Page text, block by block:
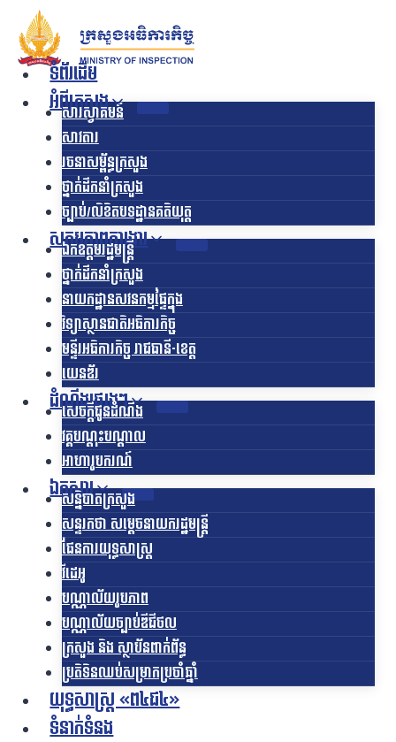
contentទំព័រដើម
អំពីក្រសួង
សារស្វាគមន៍
សាវតារ
រចនាសម្ព័ន្ធក្រសួង​
ថ្នាក់ដឹកនាំក្រសួង
ច្បាប់/លិខិតបទដ្ឋានគតិយុត្ត
សកម្មភាពការងារ
ឯកឧត្ដមរដ្ឋមន្ត្រី
ថ្នាក់ដឹកនាំក្រសួង
នាយកដ្ឋានសវនកម្មផ្ទៃក្នុង
វិទ្យាស្ថានជាតិអធិការកិច្ច
មន្ទីរអធិការកិច្ច រាជធានី-ខេត្ត
យេនឌ័រ
ដំណឹងផ្សេងៗ
សេចក្តីជូនដំណឹង
វគ្គបណ្តុះបណ្តាល
អាហារូបករណ៍
ឯកសារ
សន្និបាតក្រសួង
សន្ទរកថា សម្តេចនាយករដ្ឋមន្ត្រី
ផែនការយុទ្ធសាស្រ្ត
វីដេអូ
បណ្ណាល័យរូបភាព
បណ្ណាល័យច្បាប់ឌីជីថល
ក្រសួង និង ស្ថាប័នពាក់ព័ន្ធ
ប្រតិទិនឈប់សម្រាកប្រចាំឆ្នាំ
យុទ្ធសាស្ត្រ «ព៤ជ៤»
ទំនាក់ទំនង